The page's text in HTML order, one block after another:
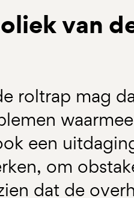
van
roltrap mag
een
om
dat de